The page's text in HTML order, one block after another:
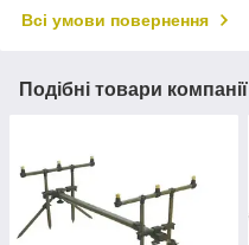
Всі умови повернення
Подібні товари компанії